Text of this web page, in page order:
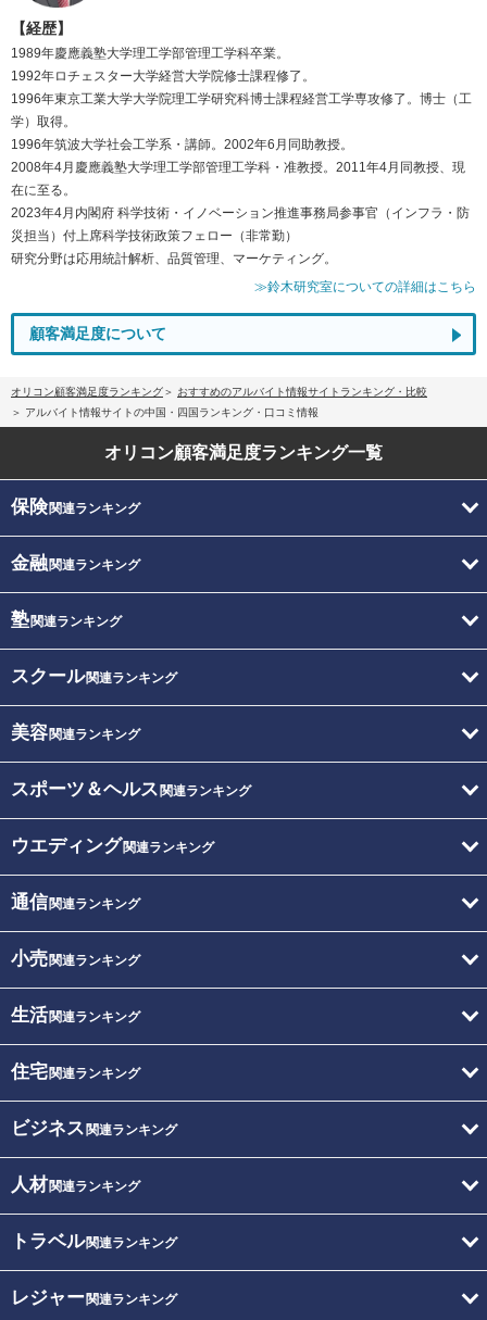
【経歴】
1989年慶應義塾大学理工学部管理工学科卒業。
1992年ロチェスター大学経営大学院修士課程修了。
1996年東京工業大学大学院理工学研究科博士課程経営工学専攻修了。博士（工
学）取得。
1996年筑波大学社会工学系・講師。2002年6月同助教授。
2008年4月慶應義塾大学理工学部管理工学科・准教授。2011年4月同教授、現
在に至る。
2023年4月内閣府 科学技術・イノベーション推進事務局参事官（インフラ・防
災担当）付上席科学技術政策フェロー（非常勤）
研究分野は応用統計解析、品質管理、マーケティング。
≫鈴木研究室についての詳細はこちら
顧客満足度について
オリコン顧客満足度ランキング
おすすめのアルバイト情報サイトランキング・比較
アルバイト情報サイトの中国・四国ランキング・口コミ情報
オリコン顧客満足度ランキング一覧
保険関連ランキング
金融関連ランキング
塾関連ランキング
スクール関連ランキング
美容関連ランキング
スポーツ＆ヘルス 関連ランキング
ウエディング関連ランキング
通信関連ランキング
小売関連ランキング
生活関連ランキング
住宅関連ランキング
ビジネス 関連ランキング
人材関連ランキング
トラベル関連ランキング
レジャー関連ランキング